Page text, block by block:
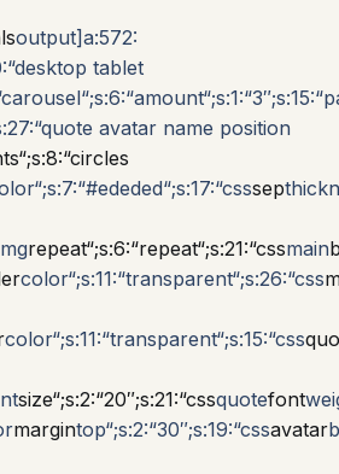
output]a:572:
tablet
avatar name position
sep
repeat“;s:6:“repeat“;s:21:“cssmain
color“;s:11:“transparent“;s:26:“css
color“;s:11:“transparent“;s:15:“css
size“;s:2:“20″;s:21:“cssquotefont
margintop“;s:2:“30″;s:19:“cssavatar